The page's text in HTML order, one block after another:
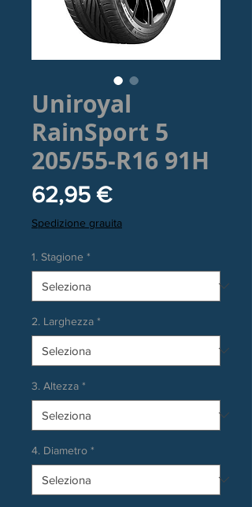
Uniroyal
RainSport 5
205/55-R16 91H
62,95 €Prezzo
Spedizione grauita
1. Stagione *
2. Larghezza *
3. Altezza *
4. Diametro *